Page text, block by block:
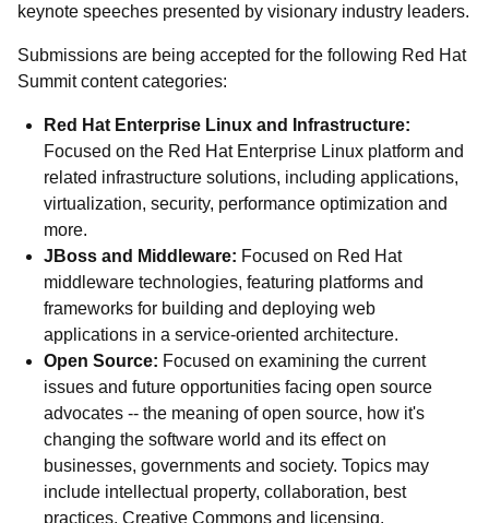
keynote speeches presented by visionary industry leaders.
Submissions are being accepted for the following Red Hat
Summit content categories:
Red Hat Enterprise Linux and Infrastructure:
Focused on the Red Hat Enterprise Linux platform and
related infrastructure solutions, including applications,
virtualization, security, performance optimization and
more.
JBoss and Middleware: Focused on Red Hat
middleware technologies, featuring platforms and
frameworks for building and deploying web
applications in a service-oriented architecture.
Open Source: Focused on examining the current
issues and future opportunities facing open source
advocates -- the meaning of open source, how it's
changing the software world and its effect on
businesses, governments and society. Topics may
include intellectual property, collaboration, best
practices, Creative Commons and licensing.